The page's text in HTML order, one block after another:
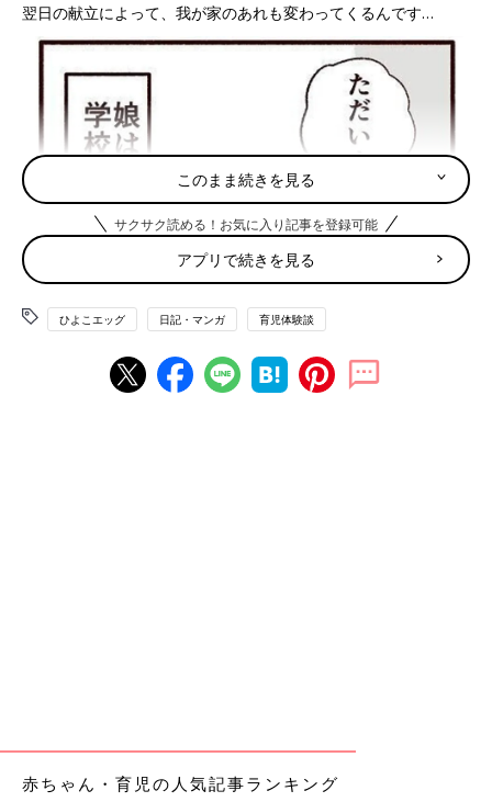
翌日の献立によって、我が家のあれも変わってくるんです…
このまま続きを見る
サクサク読める！お気に入り記事を登録可能
アプリで続きを見る
ひよこエッグ 日記・マンガ 育児体験談
赤ちゃん・育児の人気記事ランキング